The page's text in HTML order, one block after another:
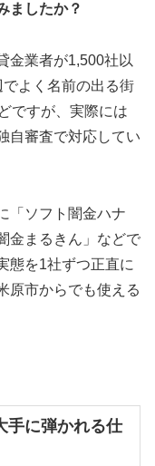
ましたか？
金業者が1,500社以
でよく名前の出る街
ですが、実際には
自審査で対応してい
「ソフト闇金ハナ
金まるきん」などで
態を1社ずつ正直に
原市からでも使える
手に弾かれる仕